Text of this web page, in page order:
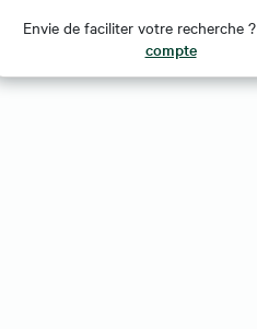
Envie de faciliter votre recherche ?
compte